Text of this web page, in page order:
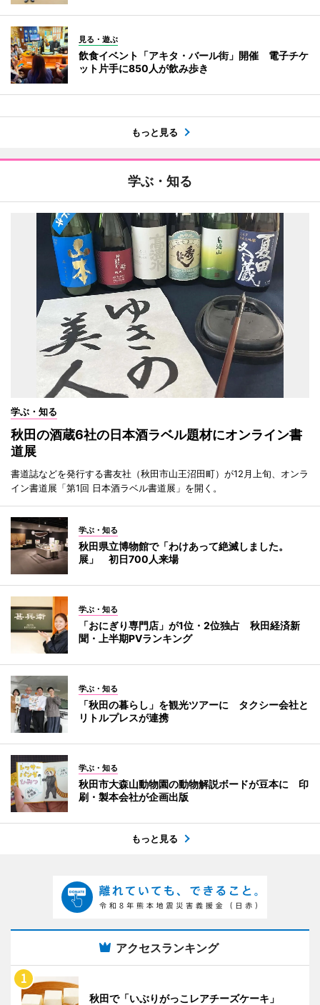
見る・遊ぶ
飲食イベント「アキタ・バール街」開催 電子チケ
ット片手に850人が飲み歩き
もっと見る
学ぶ・知る
学ぶ・知る
秋田の酒蔵6社の日本酒ラベル題材にオンライン書
道展
書道誌などを発行する書友社（秋田市山王沼田町）が12月上旬、オンラ
イン書道展「第1回 日本酒ラベル書道展」を開く。
学ぶ・知る
秋田県立博物館で「わけあって絶滅しました。
展」 初日700人来場
学ぶ・知る
「おにぎり専門店」が1位・2位独占 秋田経済新
聞・上半期PVランキング
学ぶ・知る
「秋田の暮らし」を観光ツアーに タクシー会社と
リトルプレスが連携
学ぶ・知る
秋田市大森山動物園の動物解説ボードが豆本に 印
刷・製本会社が企画出版
もっと見る
アクセスランキング
秋田で「いぶりがっこレアチーズケーキ」